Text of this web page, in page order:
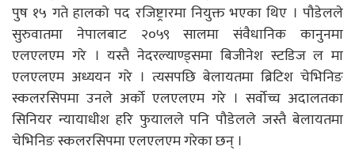
पुष १५ गते हालको पद रजिष्ट्रारमा नियुक्त भएका थिए । पौडेलले
सुरुवातमा नेपालबाट २०५९ सालमा संवैधानिक कानुनमा
एलएलएम गरे । यस्तै नेदरल्याण्ड्समा बिजीनेश स्टडिज ल मा
एलएलएम अध्ययन गरे । त्यसपछि बेलायतमा ब्रिटिश चेभिनिङ
स्कलरसिपमा उनले अर्को एलएलएम गरे । सर्वोच्च अदालतका
सिनियर न्यायाधीश हरि फुयालले पनि पौडेलले जस्तै बेलायतमा
चेभिनिङ स्कलरसिपमा एलएलएम गरेका छन् ।